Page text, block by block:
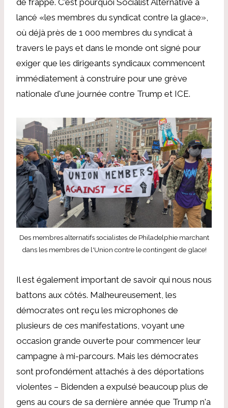
de frappe. C'est pourquoi Socialist Alternative a
lancé «les membres du syndicat contre la glace»,
où déjà près de 1 000 membres du syndicat à
travers le pays et dans le monde ont signé pour
exiger que les dirigeants syndicaux commencent
immédiatement à construire pour une grève
nationale d'une journée contre Trump et ICE.
Des membres alternatifs socialistes de Philadelphie marchant
dans les membres de l'Union contre le contingent de glace!
Il est également important de savoir qui nous nous
battons aux côtés. Malheureusement, les
démocrates ont reçu les microphones de
plusieurs de ces manifestations, voyant une
occasion grande ouverte pour commencer leur
campagne à mi-parcours. Mais les démocrates
sont profondément attachés à des déportations
violentes – Bidenden a expulsé beaucoup plus de
gens au cours de sa dernière année que Trump n'a